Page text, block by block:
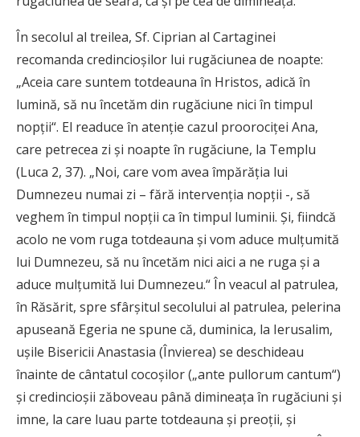
În secolul al treilea, Sf. Ciprian al Cartaginei
recomanda credincioşilor lui rugăciunea de noapte:
„Aceia care suntem totdeauna în Hristos, adică în
lumină, să nu încetăm din rugăciune nici în timpul
nopţii“. El readuce în atenţie cazul proorociţei Ana,
care petrecea zi şi noapte în rugăciune, la Templu
(Luca 2, 37). „Noi, care vom avea împărăţia lui
Dumnezeu numai zi – fără intervenţia nopţii -, să
veghem în timpul nopţii ca în timpul luminii. Şi, fiindcă
acolo ne vom ruga totdeauna şi vom aduce mulţumită
lui Dumnezeu, să nu încetăm nici aici a ne ruga şi a
aduce mulţumită lui Dumnezeu.“ În veacul al patrulea,
în Răsărit, spre sfârşitul secolului al patrulea, pelerina
apuseană Egeria ne spune că, duminica, la Ierusalim,
uşile Bisericii Anastasia (Învierea) se deschideau
înainte de cântatul cocoşilor („ante pullorum cantum“)
şi credincioşii zăboveau până dimineaţa în rugăciuni şi
imne, la care luau parte totdeauna şi preoţii, şi